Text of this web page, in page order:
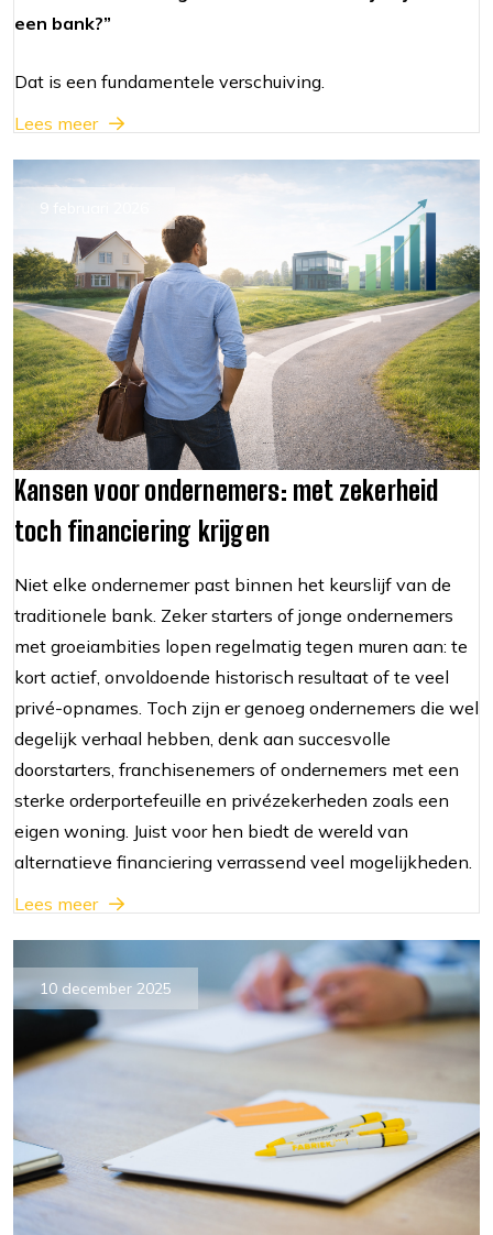
een bank?”
Dat is een fundamentele verschuiving.
Lees meer
9 februari 2026
Kansen voor ondernemers: met zekerheid
toch financiering krijgen
Niet elke ondernemer past binnen het keurslijf van de
traditionele bank. Zeker starters of jonge ondernemers
met groeiambities lopen regelmatig tegen muren aan: te
kort actief, onvoldoende historisch resultaat of te veel
privé-opnames. Toch zijn er genoeg ondernemers die wel
degelijk verhaal hebben, denk aan succesvolle
doorstarters, franchisenemers of ondernemers met een
sterke orderportefeuille en privézekerheden zoals een
eigen woning. Juist voor hen biedt de wereld van
alternatieve financiering verrassend veel mogelijkheden.
Lees meer
10 december 2025